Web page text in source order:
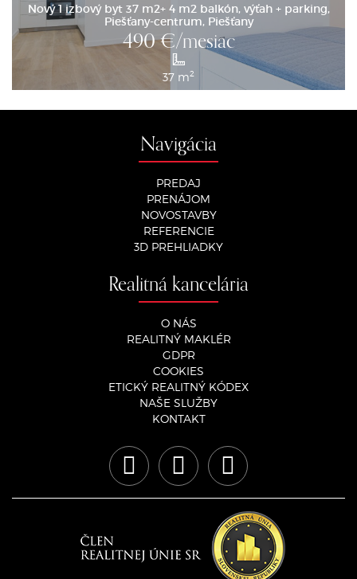
Nový 1 izbový byt 37 m2+ 4 m2 balkón, výťah + parking,
Piešťany-centrum, Piešťany
490€/mesiac
37 m2
Navigácia
PREDAJ
PRENÁJOM
NOVOSTAVBY
REFERENCIE
3D PREHLIADKY
Realitná kancelária
O NÁS
REALITNÝ MAKLÉR
GDPR
COOKIES
ETICKÝ REALITNÝ KÓDEX
NAŠE SLUŽBY
KONTAKT